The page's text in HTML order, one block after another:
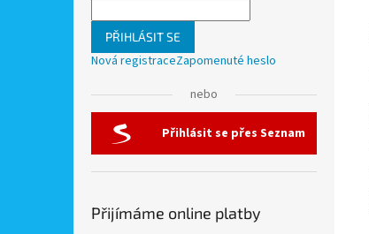
PŘIHLÁSIT SE
Nová registraceZapomenuté heslo
nebo
Přihlásit se přes Seznam
Přijímáme online platby